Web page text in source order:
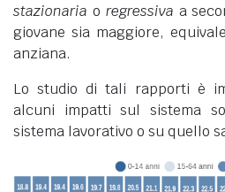
stazionaria o regressiva a
giovane sia maggiore,
anziana.
Lo studio di tali rapporti è
alcuni impatti sul sistema
sistema lavorativo o su quello